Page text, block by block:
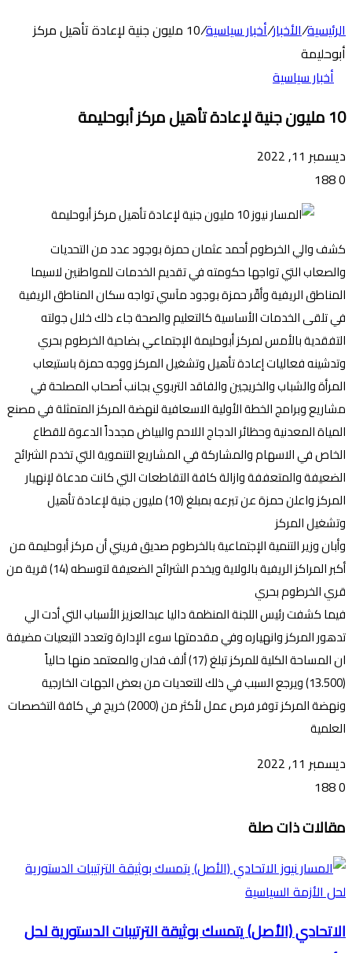
الرئيسية/الأخبار/أخبار سياسية/
10 مليون جنية لإعادة تأهيل مركز
أبوحليمة
أخبار سياسية
10 مليون جنية لإعادة تأهيل مركز أبوحليمة
ديسمبر 11, 2022
0
كشف والي الخرطوم أحمد عثمان حمزة بوجود عدد من التحديات
والصعاب التي تواجها حكومته في تقديم الخدمات للمواطنين لاسيما
المناطق الريفية وأقّر حمزة بوجود مآسي تواجه سكان المناطق الريفية
في تلقى الخدمات الأساسية كالتعليم والصحة جاء ذلك خلال جولته
التفقدية بالأمس لمركز أبوحليمة الإجتماعي بضاحية الخرطوم بحري
وتدشينه فعاليات إعادة تأهيل وتشغيل المركز ووجه حمزة باستيعاب
المرأة والشباب والخريجين والفاقد التربوي بجانب أصحاب المصلحة في
مشاريع وبرامج الخطة الأولية الاسعافية لنهضة المركز المتمثلة في مصنع
المياة المعدنية وحظائر الدجاج اللاحم والبياض مجدداً الدعوة للقطاع
الخاص في الاسهام والمشاركة في المشاريع التنموية التي تخدم الشرائح
الضعيفة والمتعففة وازالة كافة التقاطعات التي كانت مدعاة لإنهيار
المركز واعلن حمزة عن تبرعه بمبلغ (10) مليون جنية لإعادة تأهيل
وتشغيل المركز
وأبان وزير التنمية الإجتماعية بالخرطوم صديق فريني أن مركز أبوحليمة من
أكبر المراكز الريفية بالولاية ويخدم الشرائح الضعيفة لتوسطه (14) قرية من
قري الخرطوم بحري
فيما كشفت رئيس اللجنة المنظمة داليا عبدالعزيز الأسباب التي أدت الي
تدهور المركز وانهياره وفي مقدمتها سوء الإدارة وتعدد التبعيات مضيفة
ان المساحة الكلية للمركز تبلغ (17) ألف فدان والمعتمد منها حالياً
(13.500) ويرجع السبب في ذلك للتعديات من بعض الجهات الخارجية
ونهضة المركز توفر فرص عمل لأكثر من (2000) خريج في كافة التخصصات
العلمية
ديسمبر 11, 2022
0
عبر
البريد
مقالات ذات صلة
الاتحادي (الأصل) يتمسك بوثيقة الترتيبات الدستورية لحل